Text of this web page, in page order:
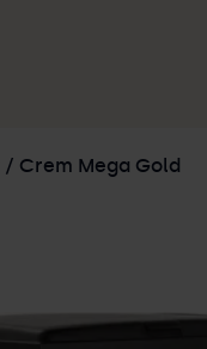
/ Crem Mega Gold